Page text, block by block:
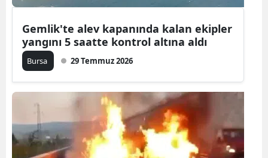
Çankırı
Denizli
Gemlik'te alev kapanında kalan ekipler
yangını 5 saatte kontrol altına aldı
Bursa 29 Temmuz 2026